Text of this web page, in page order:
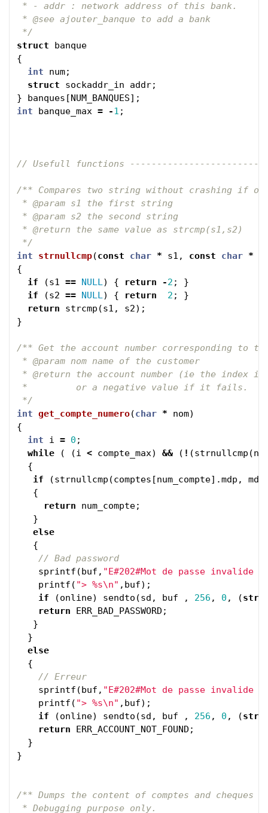
* - addr : network address of this bank.
* @see ajouter_banque to add a bank
*/
struct
banque
{
int
num;
struct
sockaddr_in addr;
}
banques [ NUM_BANQUES];
int
banque_max = -1 ;
// Usefull functions
/** Compares two string without crashing if
* @param s1 the first string
* @param s2 the second string
* @return the same value as strcmp(s1,s2)
*/
int
strnullcmp(const char * s1 , const char *
{
if
(s1 == NULL) { return -2 ;
}
if
(s2 == NULL) { return 2 ;
}
return
strcmp (s1 , s2);
}
/** Get the account number corresponding to
* @param nom name of the customer
* @return the account number (ie the index in
*         or a negative value if it fails.
*/
int get_compte_numero(char * nom)
{
int
i = 0 ;
while
( (i < compte_max) && ( ! (strnullcmp (
{
if
(strnullcmp (comptes [num_compte].mdp , mdp
{
return
num_compte;
}
else
{
// Bad password
sprintf ( buf , "E#202#Mot de passe invalide
printf ( "> %s\n" , buf);
if
(online) sendto (sd , buf , 256 , 0 , (
return
ERR_BAD_PASSWORD ;
}
}
else
{
// Erreur
sprintf ( buf , "E#202#Mot de passe invalide
printf ( "> %s\n" , buf);
if
(online) sendto (sd , buf , 256 , 0 , (
return
ERR_ACCOUNT_NOT_FOUND ;
}
}
/** Dumps the content of comptes and cheques
* Debugging purpose only.